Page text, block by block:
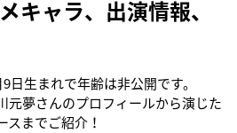
キャラ、出演情報、
日生まれで年齢は非公開です。
元夢さんのプロフィールから演じた
スまでご紹介！